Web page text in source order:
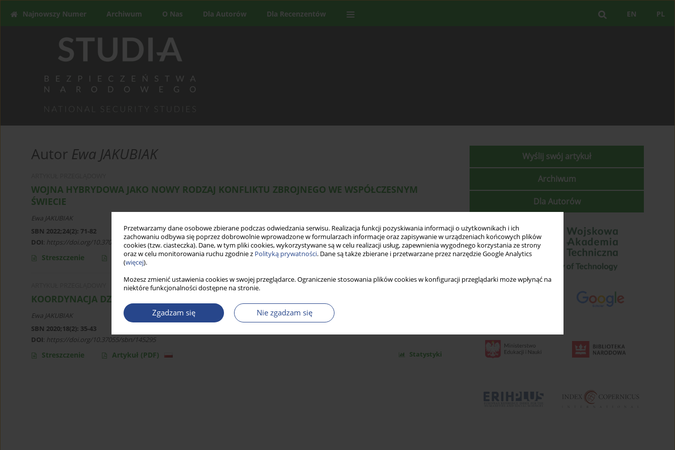
Przetwarzamy dane osobowe zbierane podczas odwiedzania serwisu. Realizacja funkcji pozyskiwania informacji o użytkownikach i ich
zachowaniu odbywa się poprzez dobrowolnie wprowadzone w formularzach informacje oraz zapisywanie w urządzeniach końcowych plików
cookies (tzw. ciasteczka). Dane, w tym pliki cookies, wykorzystywane są w celu realizacji usług, zapewnienia wygodnego korzystania ze strony
oraz w celu monitorowania ruchu zgodnie z Polityką prywatności. Dane są także zbierane i przetwarzane przez narzędzie Google Analytics
(więcej).
Możesz zmienić ustawienia cookies w swojej przeglądarce. Ograniczenie stosowania plików cookies w konfiguracji przeglądarki może wpłynąć na
niektóre funkcjonalności dostępne na stronie.
Zgadzam się Nie zgadzam się
PL
EN
Najnowszy Numer Archiwum O Nas Dla Autorów Dla Recenzentów
Autor Ewa JAKUBIAK
WOJNA HYBRYDOWA JAKO NOWY RODZAJ KONFLIKTU ZBROJNEGO WE WSPÓŁCZESNYM
ŚWIECIE
Ewa JAKUBIAK
SBN 2022;24(2): 71-82
DOI: https://doi.org/10.37055/sbn/151015
Streszczenie Artykuł(PDF) Statystyki
KOORDYNACJA DZIAŁANIA KRAJOWEGO SYSTEMU RATOWNICZO - GAŚNICZEGO W POLSCE
Ewa JAKUBIAK
SBN 2020;18(2): 35-43
DOI: https://doi.org/10.37055/sbn/145295
Streszczenie Artykuł (PDF) Statystyki
Wyślij swój artykuł
Archiwum
Dla Autorów